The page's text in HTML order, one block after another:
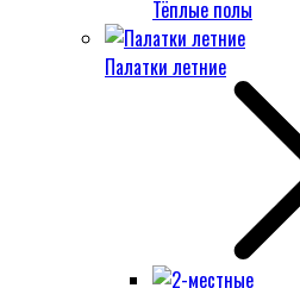
Тёплые полы
Палатки летние